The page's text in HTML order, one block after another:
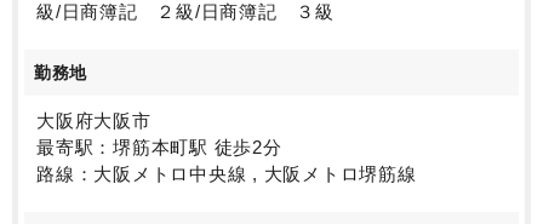
級/日商簿記 ２級/日商簿記 ３級
勤務地
大阪府大阪市
最寄駅：堺筋本町駅 徒歩2分
路線：大阪メトロ中央線 , 大阪メトロ堺筋線